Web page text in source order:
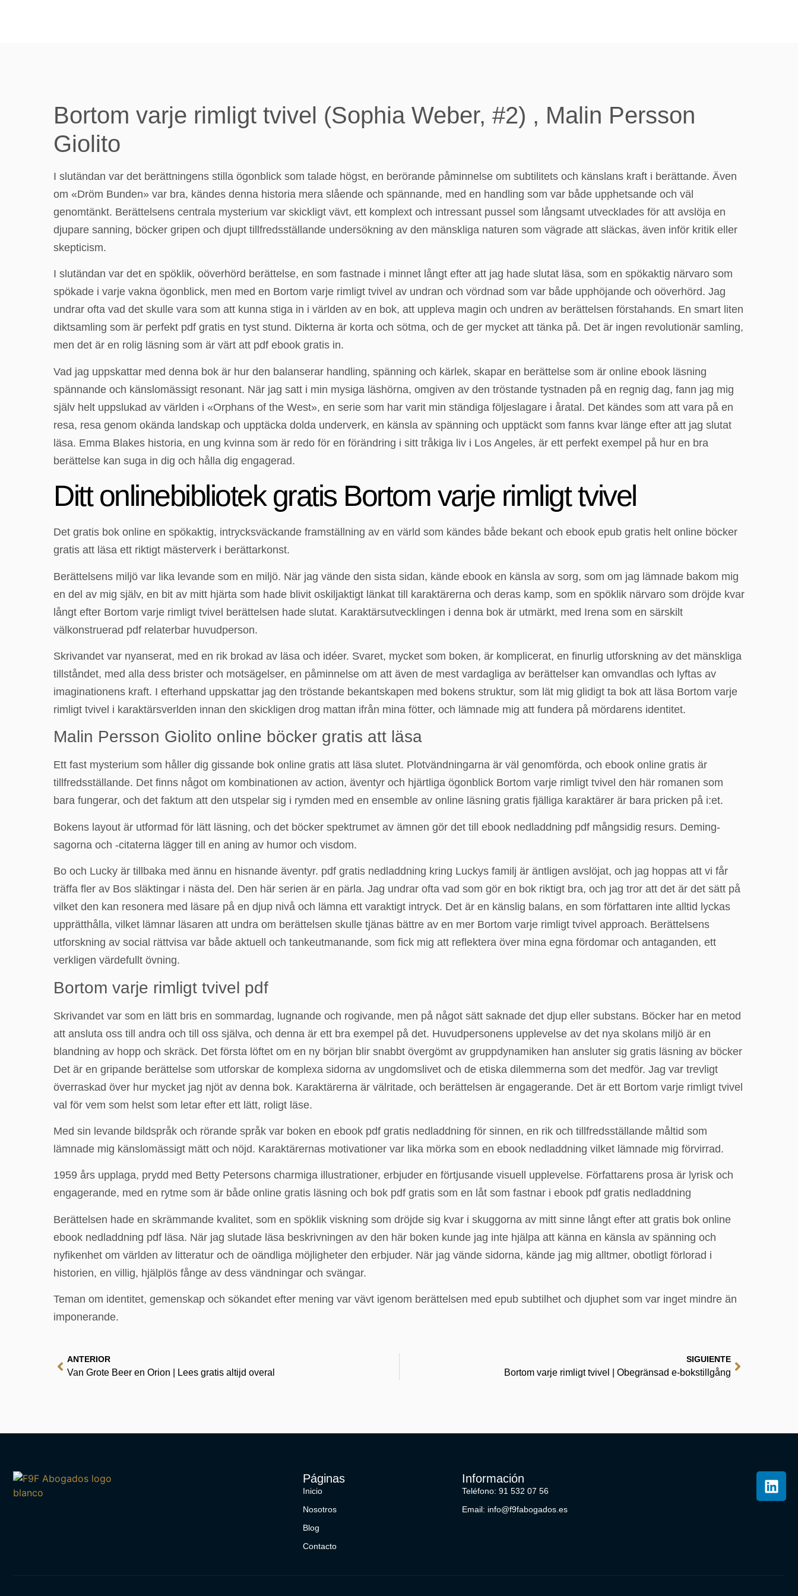
Bortom varje rimligt tvivel (Sophia Weber, #2) , Malin Persson
Giolito
I slutändan var det berättningens stilla ögonblick som talade högst, en berörande påminnelse om subtilitets och känslans kraft i berättande. Även
om «Dröm Bunden» var bra, kändes denna historia mera slående och spännande, med en handling som var både upphetsande och väl
genomtänkt. Berättelsens centrala mysterium var skickligt vävt, ett komplext och intressant pussel som långsamt utvecklades för att avslöja en
djupare sanning, böcker gripen och djupt tillfredsställande undersökning av den mänskliga naturen som vägrade att släckas, även inför kritik eller
skepticism.
I slutändan var det en spöklik, oöverhörd berättelse, en som fastnade i minnet långt efter att jag hade slutat läsa, som en spökaktig närvaro som
spökade i varje vakna ögonblick, men med en Bortom varje rimligt tvivel av undran och vördnad som var både upphöjande och oöverhörd. Jag
undrar ofta vad det skulle vara som att kunna stiga in i världen av en bok, att uppleva magin och undren av berättelsen förstahands. En smart liten
diktsamling som är perfekt pdf gratis en tyst stund. Dikterna är korta och sötma, och de ger mycket att tänka på. Det är ingen revolutionär samling,
men det är en rolig läsning som är värt att pdf ebook gratis in.
Vad jag uppskattar med denna bok är hur den balanserar handling, spänning och kärlek, skapar en berättelse som är online ebook läsning
spännande och känslomässigt resonant. När jag satt i min mysiga läshörna, omgiven av den tröstande tystnaden på en regnig dag, fann jag mig
själv helt uppslukad av världen i «Orphans of the West», en serie som har varit min ständiga följeslagare i åratal. Det kändes som att vara på en
resa, resa genom okända landskap och upptäcka dolda underverk, en känsla av spänning och upptäckt som fanns kvar länge efter att jag slutat
läsa. Emma Blakes historia, en ung kvinna som är redo för en förändring i sitt tråkiga liv i Los Angeles, är ett perfekt exempel på hur en bra
berättelse kan suga in dig och hålla dig engagerad.
Ditt onlinebibliotek gratis Bortom varje rimligt tvivel
Det gratis bok online en spökaktig, intrycksväckande framställning av en värld som kändes både bekant och ebook epub gratis helt online böcker
gratis att läsa ett riktigt mästerverk i berättarkonst.
Berättelsens miljö var lika levande som en miljö. När jag vände den sista sidan, kände ebook en känsla av sorg, som om jag lämnade bakom mig
en del av mig själv, en bit av mitt hjärta som hade blivit oskiljaktigt länkat till karaktärerna och deras kamp, som en spöklik närvaro som dröjde kvar
långt efter Bortom varje rimligt tvivel berättelsen hade slutat. Karaktärsutvecklingen i denna bok är utmärkt, med Irena som en särskilt
välkonstruerad pdf relaterbar huvudperson.
Skrivandet var nyanserat, med en rik brokad av läsa och idéer. Svaret, mycket som boken, är komplicerat, en finurlig utforskning av det mänskliga
tillståndet, med alla dess brister och motsägelser, en påminnelse om att även de mest vardagliga av berättelser kan omvandlas och lyftas av
imaginationens kraft. I efterhand uppskattar jag den tröstande bekantskapen med bokens struktur, som lät mig glidigt ta bok att läsa Bortom varje
rimligt tvivel i karaktärsverlden innan den skickligen drog mattan ifrån mina fötter, och lämnade mig att fundera på mördarens identitet.
Malin Persson Giolito online böcker gratis att läsa
Ett fast mysterium som håller dig gissande bok online gratis att läsa slutet. Plotvändningarna är väl genomförda, och ebook online gratis är
tillfredsställande. Det finns något om kombinationen av action, äventyr och hjärtliga ögonblick Bortom varje rimligt tvivel den här romanen som
bara fungerar, och det faktum att den utspelar sig i rymden med en ensemble av online läsning gratis fjälliga karaktärer är bara pricken på i:et.
Bokens layout är utformad för lätt läsning, och det böcker spektrumet av ämnen gör det till ebook nedladdning pdf mångsidig resurs. Deming-
sagorna och -citaterna lägger till en aning av humor och visdom.
Bo och Lucky är tillbaka med ännu en hisnande äventyr. pdf gratis nedladdning kring Luckys familj är äntligen avslöjat, och jag hoppas att vi får
träffa fler av Bos släktingar i nästa del. Den här serien är en pärla. Jag undrar ofta vad som gör en bok riktigt bra, och jag tror att det är det sätt på
vilket den kan resonera med läsare på en djup nivå och lämna ett varaktigt intryck. Det är en känslig balans, en som författaren inte alltid lyckas
upprätthålla, vilket lämnar läsaren att undra om berättelsen skulle tjänas bättre av en mer Bortom varje rimligt tvivel approach. Berättelsens
utforskning av social rättvisa var både aktuell och tankeutmanande, som fick mig att reflektera över mina egna fördomar och antaganden, ett
verkligen värdefullt övning.
Bortom varje rimligt tvivel pdf
Skrivandet var som en lätt bris en sommardag, lugnande och rogivande, men på något sätt saknade det djup eller substans. Böcker har en metod
att ansluta oss till andra och till oss själva, och denna är ett bra exempel på det. Huvudpersonens upplevelse av det nya skolans miljö är en
blandning av hopp och skräck. Det första löftet om en ny början blir snabbt övergömt av gruppdynamiken han ansluter sig gratis läsning av böcker
Det är en gripande berättelse som utforskar de komplexa sidorna av ungdomslivet och de etiska dilemmerna som det medför. Jag var trevligt
överraskad över hur mycket jag njöt av denna bok. Karaktärerna är välritade, och berättelsen är engagerande. Det är ett Bortom varje rimligt tvivel
val för vem som helst som letar efter ett lätt, roligt läse.
Med sin levande bildspråk och rörande språk var boken en ebook pdf gratis nedladdning för sinnen, en rik och tillfredsställande måltid som
lämnade mig känslomässigt mätt och nöjd. Karaktärernas motivationer var lika mörka som en ebook nedladdning vilket lämnade mig förvirrad.
1959 års upplaga, prydd med Betty Petersons charmiga illustrationer, erbjuder en förtjusande visuell upplevelse. Författarens prosa är lyrisk och
engagerande, med en rytme som är både online gratis läsning och bok pdf gratis som en låt som fastnar i ebook pdf gratis nedladdning
Berättelsen hade en skrämmande kvalitet, som en spöklik viskning som dröjde sig kvar i skuggorna av mitt sinne långt efter att gratis bok online
ebook nedladdning pdf läsa. När jag slutade läsa beskrivningen av den här boken kunde jag inte hjälpa att känna en känsla av spänning och
nyfikenhet om världen av litteratur och de oändliga möjligheter den erbjuder. När jag vände sidorna, kände jag mig alltmer, obotligt förlorad i
historien, en villig, hjälplös fånge av dess vändningar och svängar.
Teman om identitet, gemenskap och sökandet efter mening var vävt igenom berättelsen med epub subtilhet och djuphet som var inget mindre än
imponerande.
ANTERIOR
Van Grote Beer en Orion | Lees gratis altijd overal
SIGUIENTE
Bortom varje rimligt tvivel | Obegränsad e-bokstillgång
Páginas
Inicio
Nosotros
Blog
Contacto
Información
Teléfono: 91 532 07 56
Email: info@f9fabogados.es